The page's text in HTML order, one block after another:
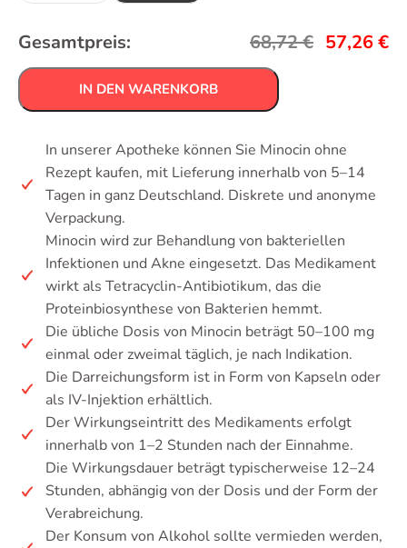
Gesamtpreis: 68,72€ 57,26€
IN DEN WARENKORB
In unserer Apotheke können Sie Minocin ohne
Rezept kaufen, mit Lieferung innerhalb von 5–14
Tagen in ganz Deutschland. Diskrete und anonyme
Verpackung.
Minocin wird zur Behandlung von bakteriellen
Infektionen und Akne eingesetzt. Das Medikament
wirkt als Tetracyclin-Antibiotikum, das die
Proteinbiosynthese von Bakterien hemmt.
Die übliche Dosis von Minocin beträgt 50–100 mg
einmal oder zweimal täglich, je nach Indikation.
Die Darreichungsform ist in Form von Kapseln oder
als IV-Injektion erhältlich.
Der Wirkungseintritt des Medikaments erfolgt
innerhalb von 1–2 Stunden nach der Einnahme.
Die Wirkungsdauer beträgt typischerweise 12–24
Stunden, abhängig von der Dosis und der Form der
Verabreichung.
Der Konsum von Alkohol sollte vermieden werden,